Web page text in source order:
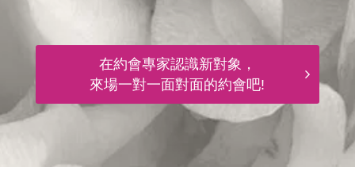
在約會專家認識新對象，
來場一對一面對面的約會吧!